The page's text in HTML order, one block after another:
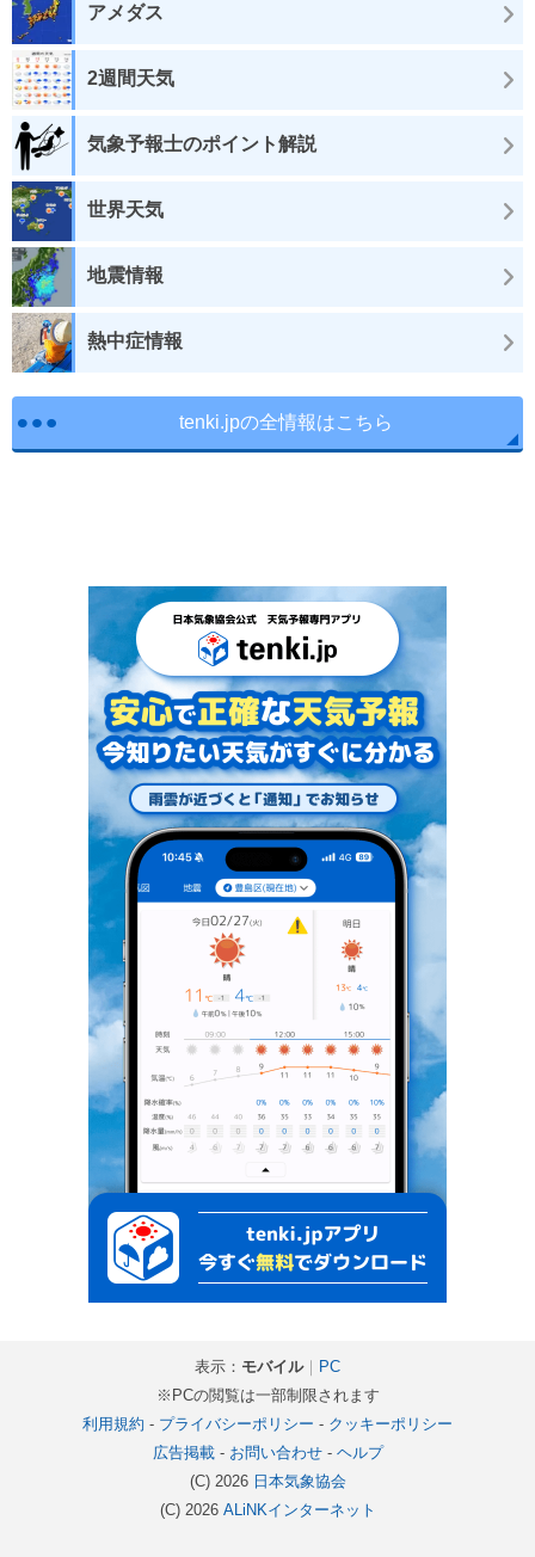
アメダス
2週間天気
気象予報士のポイント解説
世界天気
地震情報
熱中症情報
tenki.jpの全情報はこちら
表示： モバイル｜ PC
※PCの閲覧は一部制限されます
利用規約 - プライバシーポリシー - クッキーポリシー
広告掲載- お問い合わせ- ヘルプ
(C) 2026 日本気象協会
(C) 2026 ALiNKインターネット